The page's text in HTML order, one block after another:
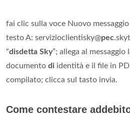
fai clic sulla voce Nuovo
testo A: servizioclientisky@pec
“disdetta Sky”; allega al messaggio
documento di identità e il file in
compilato; clicca sul tasto invia.
Come contestare